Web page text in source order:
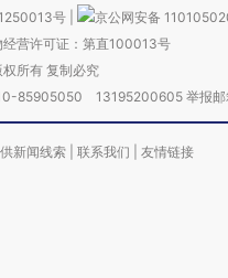
号
京公网安备
经营许可证：第直100013号
所有 复制必究
85905050 13195200605 举报
新闻线索 联系我们 友情链接